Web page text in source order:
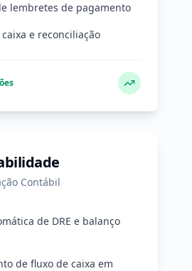
lembretes de pagamento
e reconciliação
Contábil
de DRE e balanço
de fluxo de caixa em